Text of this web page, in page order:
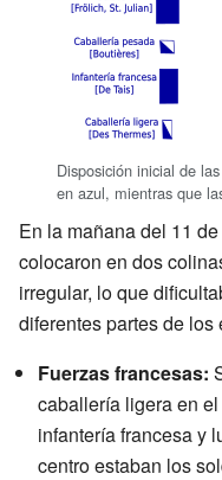
Disposición inicial de
en azul, mientras que
En la mañana del 11
colocaron en dos
irregular, lo que
diferentes partes de los
Fuerzas francesas:
caballería ligera en
infantería francesa y
centro estaban los